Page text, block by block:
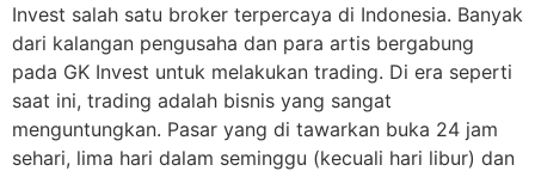
Invest salah satu broker terpercaya di Indonesia. Banyak
dari kalangan pengusaha dan para artis bergabung
pada GK Invest untuk melakukan trading. Di era seperti
saat ini, trading adalah bisnis yang sangat
menguntungkan. Pasar yang di tawarkan buka 24 jam
sehari, lima hari dalam seminggu (kecuali hari libur) dan